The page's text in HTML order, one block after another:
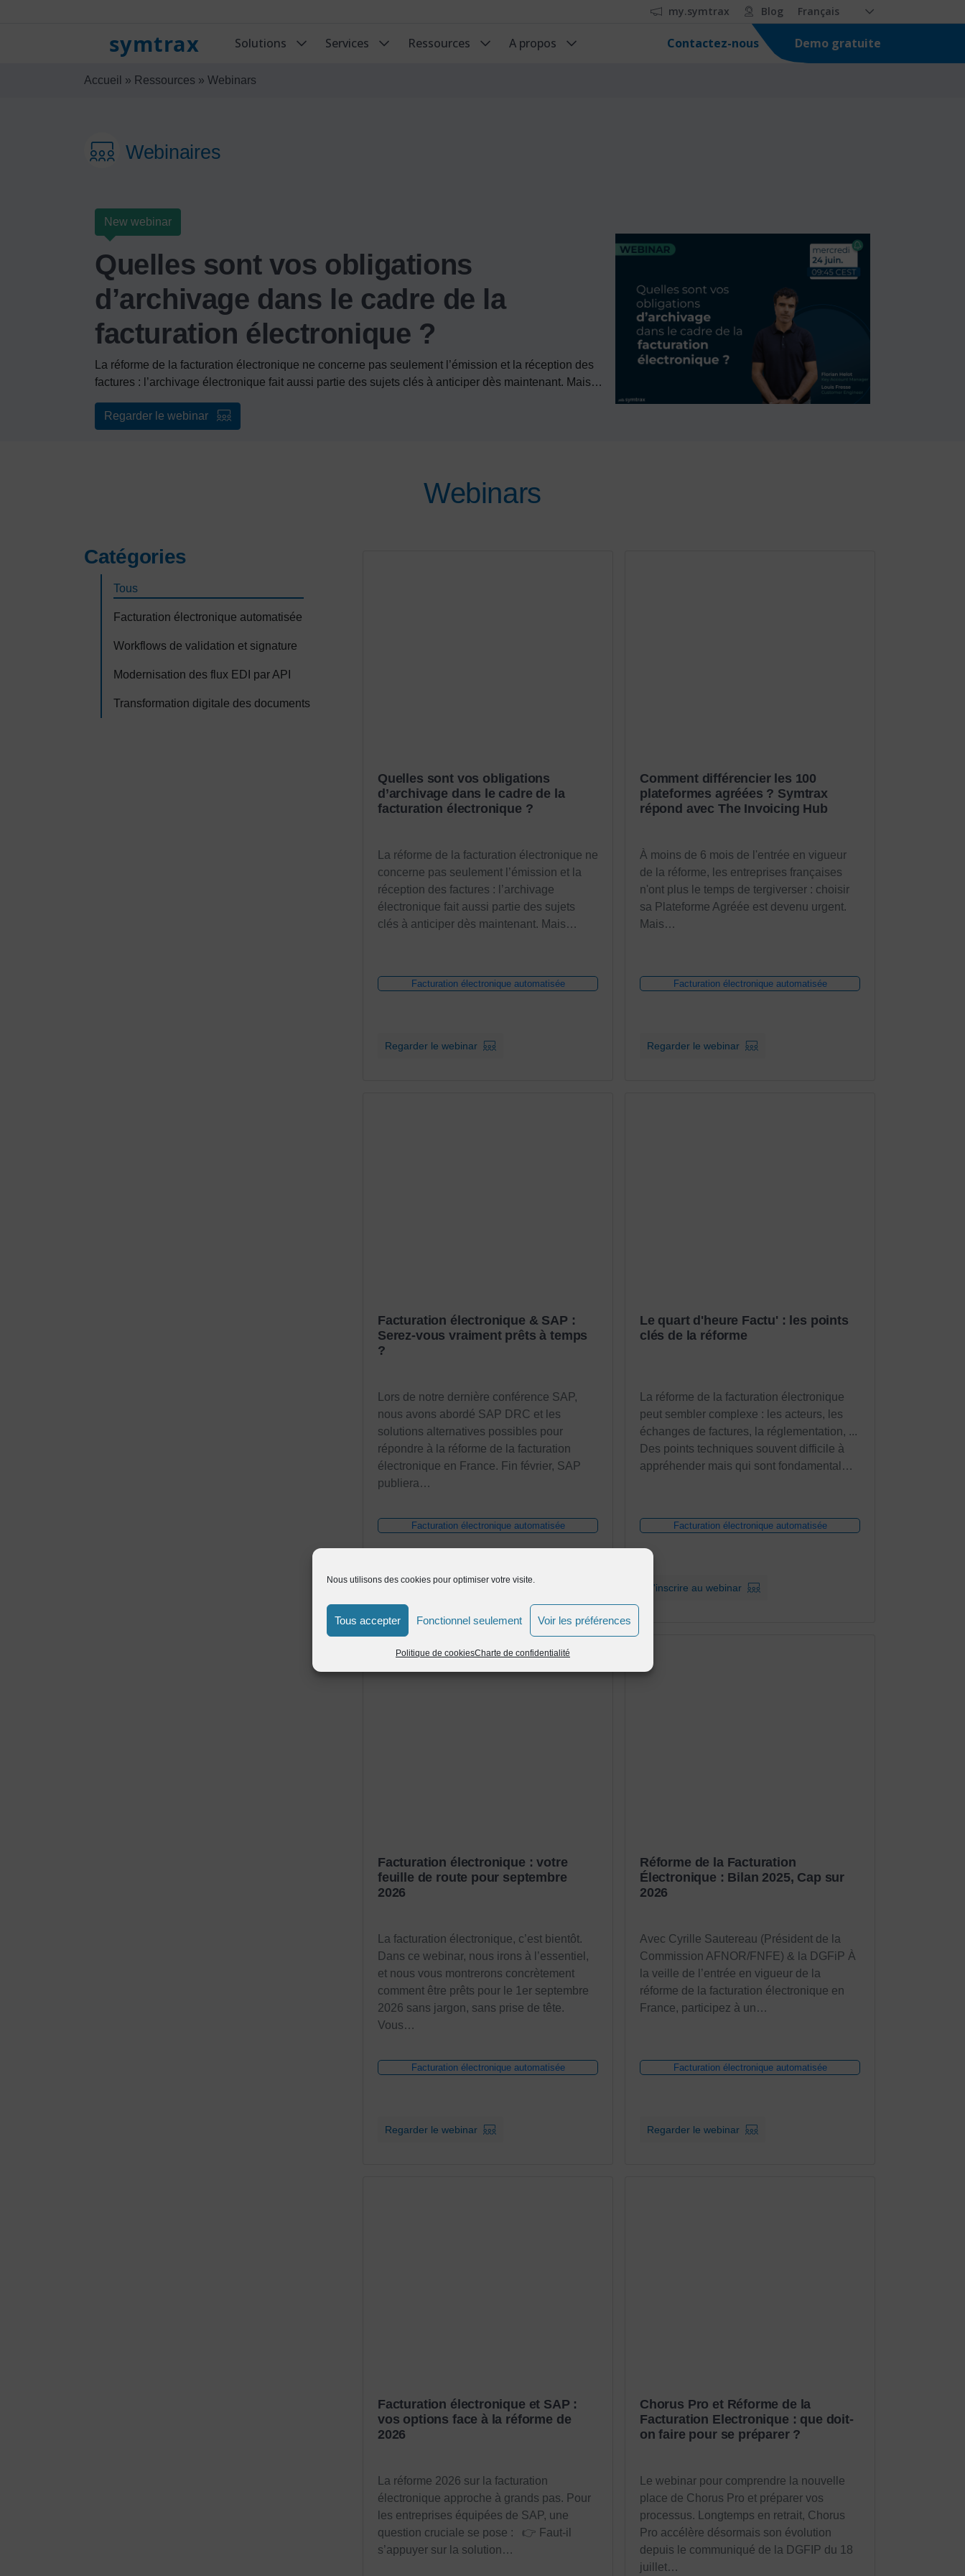
Nous utilisons des cookies pour optimiser votre visite.
Tous accepter Fonctionnel seulement Voir les préférences
Politique de cookiesCharte de confidentialité
my.symtrax Blog Français
symtrax Solutions Services Ressources A propos Contactez-nous Demo gratuite
Accueil » Ressources » Webinars
Webinaires
New webinar
Quelles sont vos obligations
d’archivage dans le cadre de la
facturation électronique ?
La réforme de la facturation électronique ne concerne pas seulement l’émission et la réception des
factures : l’archivage électronique fait aussi partie des sujets clés à anticiper dès maintenant. Mais…
Regarder le webinar
Webinars
Catégories
Tous
Facturation électronique automatisée
Workflows de validation et signature
Modernisation des flux EDI par API
Transformation digitale des documents
Quelles sont vos obligations
d’archivage dans le cadre de la
facturation électronique ?
La réforme de la facturation électronique ne
concerne pas seulement l’émission et la
réception des factures : l’archivage
électronique fait aussi partie des sujets
clés à anticiper dès maintenant. Mais…
Facturation électronique automatisée
Regarder le webinar
Comment différencier les 100
plateformes agréées ? Symtrax
répond avec The Invoicing Hub
À moins de 6 mois de l'entrée en vigueur
de la réforme, les entreprises françaises
n'ont plus le temps de tergiverser : choisir
sa Plateforme Agréée est devenu urgent.
Mais…
Facturation électronique automatisée
Regarder le webinar
Facturation électronique & SAP :
Serez-vous vraiment prêts à temps
?
Lors de notre dernière conférence SAP,
nous avons abordé SAP DRC et les
solutions alternatives possibles pour
répondre à la réforme de la facturation
électronique en France. Fin février, SAP
publiera…
Facturation électronique automatisée
Regarder le webinar
Le quart d'heure Factu' : les points
clés de la réforme
La réforme de la facturation électronique
peut sembler complexe : les acteurs, les
échanges de factures, la réglementation, ...
Des points techniques souvent difficile à
appréhender mais qui sont fondamental…
Facturation électronique automatisée
S'inscrire au webinar
Facturation électronique : votre
feuille de route pour septembre
2026
La facturation électronique, c’est bientôt.
Dans ce webinar, nous irons à l’essentiel,
et nous vous montrerons concrètement
comment être prêts pour le 1er septembre
2026 sans jargon, sans prise de tête.
Vous…
Facturation électronique automatisée
Regarder le webinar
Réforme de la Facturation
Électronique : Bilan 2025, Cap sur
2026
Avec Cyrille Sautereau (Président de la
Commission AFNOR/FNFE) & la DGFiP À
la veille de l’entrée en vigueur de la
réforme de la facturation électronique en
France, participez à un…
Facturation électronique automatisée
Regarder le webinar
Facturation électronique et SAP :
vos options face à la réforme de
2026
La réforme 2026 sur la facturation
électronique approche à grands pas. Pour
les entreprises équipées de SAP, une
question cruciale se pose : 👉 Faut-il
s’appuyer sur la solution…
Chorus Pro et Réforme de la
Facturation Electronique : que doit-
on faire pour se préparer ?
Le webinar pour comprendre la nouvelle
place de Chorus Pro et préparer vos
processus. Longtemps en retrait, Chorus
Pro accélère désormais son évolution
depuis le communiqué de la DGFIP du 18
juillet…